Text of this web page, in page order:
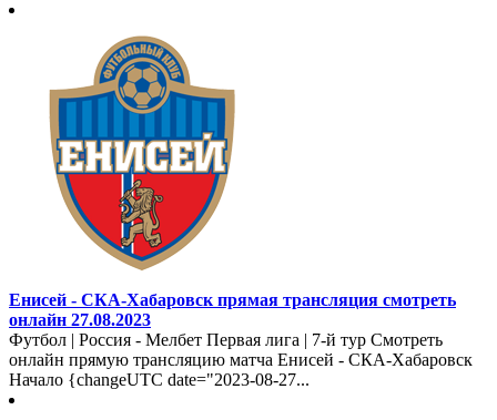
Енисей - СКА-Хабаровск прямая трансляция смотреть
онлайн 27.08.2023
Футбол | Россия - Мелбет Первая лига | 7-й тур Смотреть
онлайн прямую трансляцию матча Енисей - СКА-Хабаровск
Начало {changeUTC date="2023-08-27...